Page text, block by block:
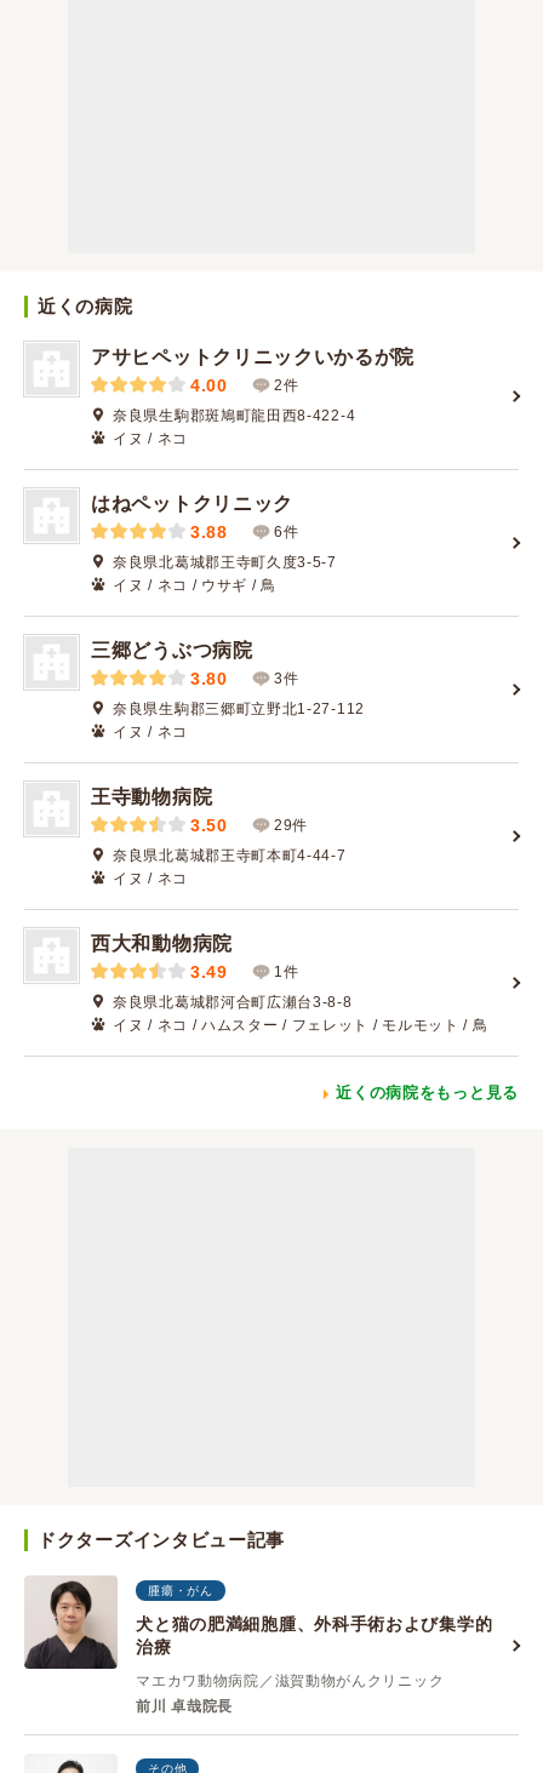
近くの病院
アサヒペットクリニックいかるが院
4.00
2件
奈良県生駒郡斑鳩町龍田西8-422-4
イヌ / ネコ
はねペットクリニック
3.88
6件
奈良県北葛城郡王寺町久度3-5-7
イヌ / ネコ / ウサギ / 鳥
三郷どうぶつ病院
3.80
3件
奈良県生駒郡三郷町立野北1-27-112
イヌ / ネコ
王寺動物病院
3.50
29件
奈良県北葛城郡王寺町本町4-44-7
イヌ / ネコ
西大和動物病院
3.49
1件
奈良県北葛城郡河合町広瀬台3-8-8
イヌ / ネコ / ハムスター / フェレット / モルモット / 鳥
近くの病院をもっと見る
ドクターズインタビュー記事
腫瘍・がん
犬と猫の肥満細胞腫、外科手術および集学的
治療
マエカワ動物病院／滋賀動物がんクリニック
前川 卓哉院長
その他